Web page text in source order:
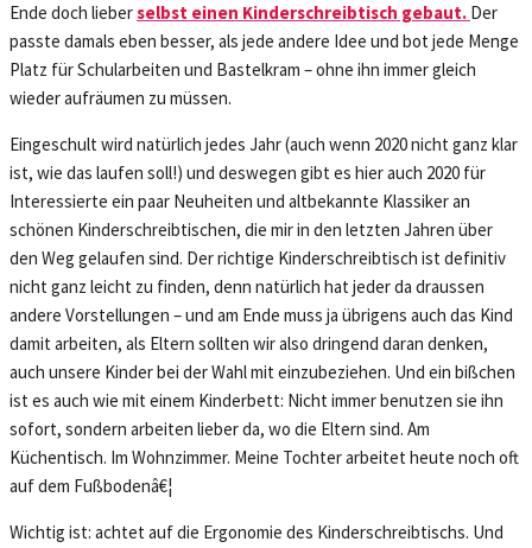
Ende doch lieberselbst einen Kinderschreibtisch gebaut. Der
passte damals eben besser, als jede andere Idee und bot jede Menge
Platz für Schularbeiten und Bastelkram – ohne ihn immer gleich
wieder aufräumen zu müssen.
Eingeschult wird natürlich jedes Jahr (auch wenn 2020 nicht ganz klar
ist, wie das laufen soll!) und deswegen gibt es hier auch 2020 für
Interessierte ein paar Neuheiten und altbekannte Klassiker an
schönen Kinderschreibtischen, die mir in den letzten Jahren über
den Weg gelaufen sind. Der richtige Kinderschreibtisch ist definitiv
nicht ganz leicht zu finden, denn natürlich hat jeder da draussen
andere Vorstellungen – und am Ende muss ja übrigens auch das Kind
damit arbeiten, als Eltern sollten wir also dringend daran denken,
auch unsere Kinder bei der Wahl mit einzubeziehen. Und ein bißchen
ist es auch wie mit einem Kinderbett: Nicht immer benutzen sie ihn
sofort, sondern arbeiten lieber da, wo die Eltern sind. Am
Küchentisch. Im Wohnzimmer. Meine Tochter arbeitet heute noch oft
auf dem Fußbodenâ€¦
Wichtig ist: achtet auf die Ergonomie des Kinderschreibtischs. Und